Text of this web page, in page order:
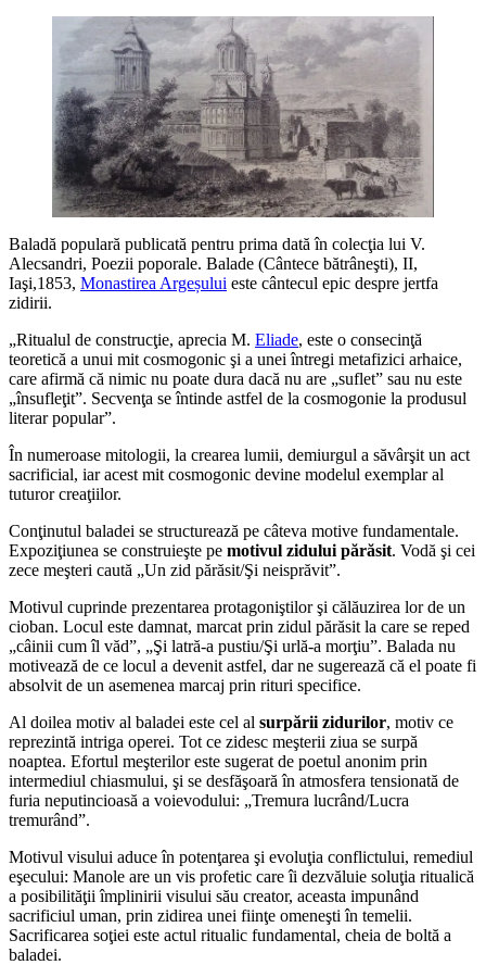
Baladă populară publicată pentru prima dată în colecţia lui V.
Alecsandri, Poezii poporale. Balade (Cântece bătrâneşti), II,
Iaşi,1853, Monastirea Argeșului este cântecul epic despre jertfa
zidirii.
„Ritualul de construcţie, aprecia M. Eliade, este o consecinţă
teoretică a unui mit cosmogonic şi a unei întregi metafizici arhaice,
care afirmă că nimic nu poate dura dacă nu are „suflet” sau nu este
„însufleţit”. Secvenţa se întinde astfel de la cosmogonie la produsul
literar popular”.
În numeroase mitologii, la crearea lumii, demiurgul a săvârşit un act
sacrificial, iar acest mit cosmogonic devine modelul exemplar al
tuturor creaţiilor.
Conţinutul baladei se structurează pe câteva motive fundamentale.
Expoziţiunea se construieşte pe motivul zidului părăsit. Vodă şi cei
zece meşteri caută „Un zid părăsit/Şi neisprăvit”.
Motivul cuprinde prezentarea protagoniştilor şi călăuzirea lor de un
cioban. Locul este damnat, marcat prin zidul părăsit la care se reped
„câinii cum îl văd”, „Şi latră-a pustiu/Şi urlă-a morţiu”. Balada nu
motivează de ce locul a devenit astfel, dar ne sugerează că el poate fi
absolvit de un asemenea marcaj prin rituri specifice.
Al doilea motiv al baladei este cel al surpării zidurilor, motiv ce
reprezintă intriga operei. Tot ce zidesc meşterii ziua se surpă
noaptea. Efortul meşterilor este sugerat de poetul anonim prin
intermediul chiasmului, şi se desfăşoară în atmosfera tensionată de
furia neputincioasă a voievodului: „Tremura lucrând/Lucra
tremurând”.
Motivul visului aduce în potenţarea şi evoluţia conflictului, remediul
eşecului: Manole are un vis profetic care îi dezvăluie soluţia ritualică
a posibilităţii împlinirii visului său creator, aceasta impunând
sacrificiul uman, prin zidirea unei fiinţe omeneşti în temelii.
Sacrificarea soţiei este actul ritualic fundamental, cheia de boltă a
baladei.